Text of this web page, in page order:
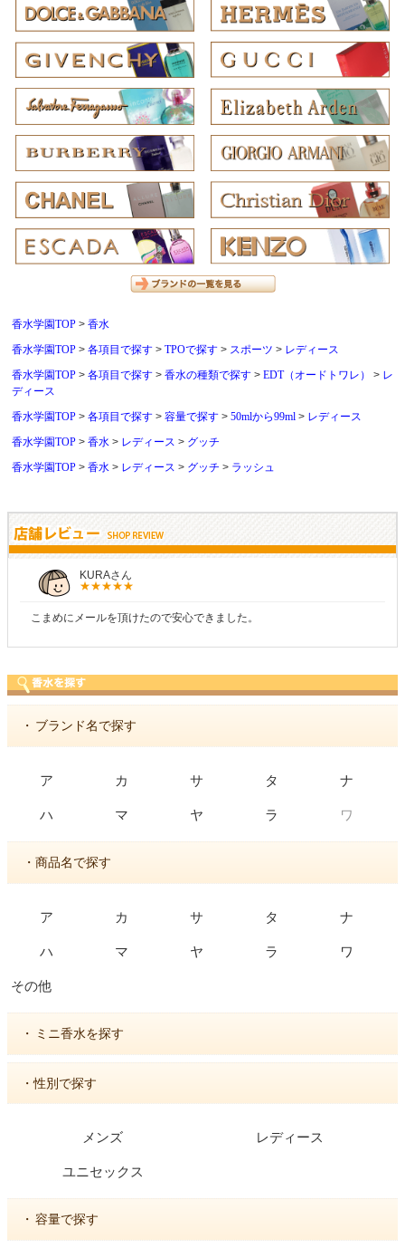
香水学園TOP
香水
香水学園TOP
各項目で探す TPOで探す スポーツ
レディース
香水学園TOP
各項目で探す 香水の種類で探す EDT（オードトワレ）
レ
ディース
香水学園TOP
各項目で探す 容量で探す 50mlから99ml
レディース
香水学園TOP
香水 レディース
グッチ
香水学園TOP
香水 レディース グッチ ラッシュ
しらすさん
商品が早く届いたのでよかったです。また利用させてもらいます！
・ ブランド名で探す
ア カ サ タ ナ
ハ マ ヤ ラ ワ
・商品名で探す
ア カ サ タ ナ
ハ マ ヤ ラ ワ
その他
・ ミニ香水を探す
・性別で探す
メンズ レディース
ユニセックス
・ 容量で探す